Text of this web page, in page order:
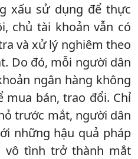
xấu sử dụng để thực
chủ tài khoản vẫn có
và xử lý nghiêm theo
Do đó, mỗi người dân
ngân hàng không
mua bán, trao đổi. Chỉ
trước mắt, người dân
những hậu quả pháp
vô tình trở thành mắt